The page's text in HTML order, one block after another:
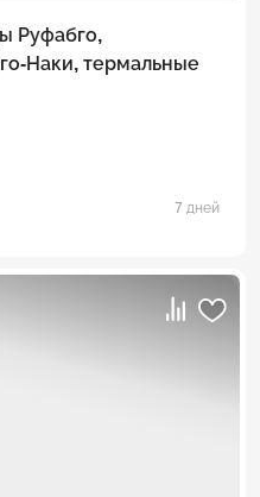
Руфабго,
Наки, термальные
7 дней